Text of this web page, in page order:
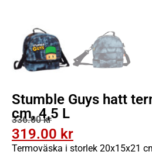
Stumble Guys hatt
cm, 4,5 L
336.00kr
319.00 kr
Termoväska i storlek 20x15x21